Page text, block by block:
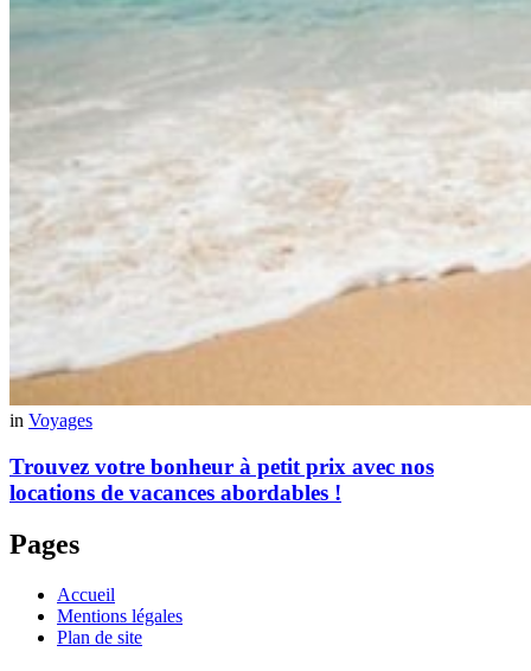
in Voyages
Trouvez votre bonheur à petit prix avec nos
locations de vacances abordables !
Pages
Accueil
Mentions légales
Plan de site